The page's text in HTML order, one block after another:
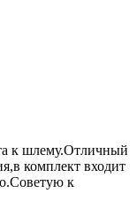
к шлему.Отличный
комплект входит
к